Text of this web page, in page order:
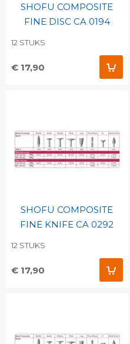
SHOFU COMPOSITE
FINE DISC CA 0194
12 STUKS
€ 17,90
SHOFU COMPOSITE
FINE KNIFE CA 0292
12 STUKS
€ 17,90